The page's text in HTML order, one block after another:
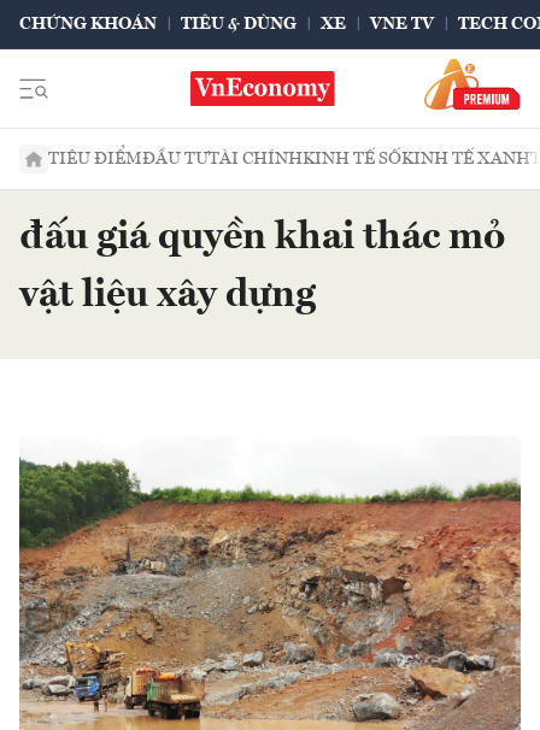
CHỨNG KHOÁN TIÊU & DÙNG XE VNE TV TECH
TIÊU ĐIỂMĐẦU TƯTÀI CHÍNHKINH TẾ SỐKINH TẾ XANH
đấu giá quyền khai thác mỏ
vật liệu xây dựng